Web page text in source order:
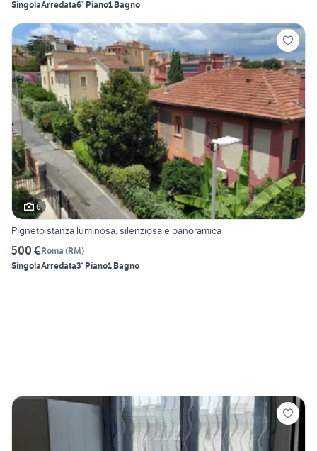
SingolaArredata6° Piano1 Bagno
6
Pigneto stanza luminosa, silenziosa e panoramica
500 €Roma (RM)
SingolaArredata3° Piano1 Bagno